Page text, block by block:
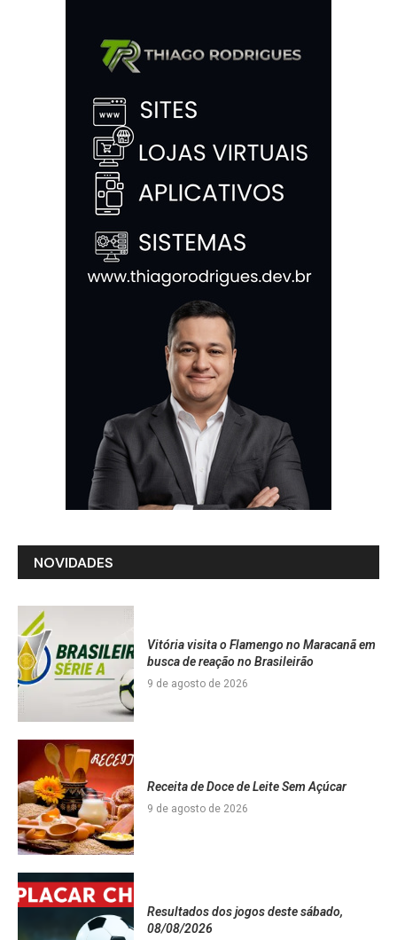
NOVIDADES
Vitória visita o Flamengo no Maracanã em
busca de reação no Brasileirão
9 de agosto de 2026
Receita de Doce de Leite Sem Açúcar
9 de agosto de 2026
Resultados dos jogos deste sábado,
08/08/2026